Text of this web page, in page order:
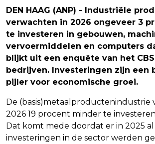
DEN HAAG (ANP) - Industriële
verwachten in 2026 ongeveer 3
te investeren in gebouwen,
vervoermiddelen en computers
blijkt uit een enquête van het
bedrijven. Investeringen zijn een
pijler voor economische groei.
De (basis)metaalproductenindustrie
2026 19 procent minder te
Dat komt mede doordat er in 2025
investeringen in de sector werden